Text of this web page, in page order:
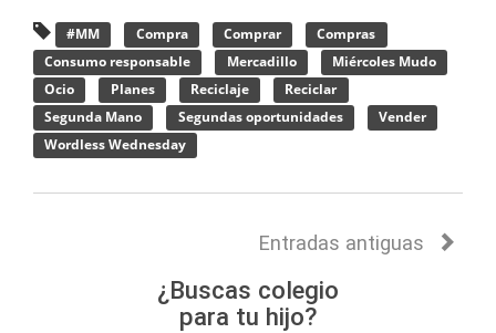
#MM Compra Comprar
Compras
Consumo responsable
Mercadillo
Miércoles Mudo
Ocio
Planes Reciclaje
Reciclar
Segunda Mano
Segundas oportunidades
Vender
Wordless Wednesday
Entradas antiguas
¿Buscas colegio
para tu hijo?